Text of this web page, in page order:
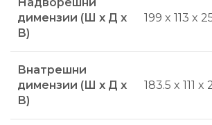
димензии (Ш x Д x
В)
199 x 113 x
Внатрешни
димензии (Ш x Д x
В)
183.5 x 111